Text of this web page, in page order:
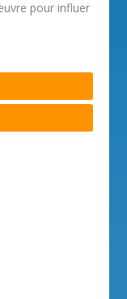
pour influer